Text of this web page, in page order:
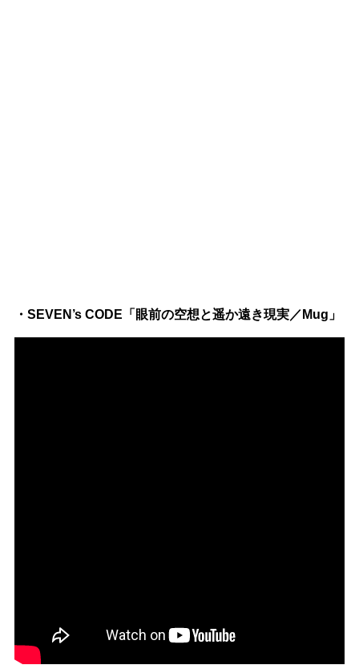
・SEVEN’s CODE「眼前の空想と遥か遠き現実／Mug」